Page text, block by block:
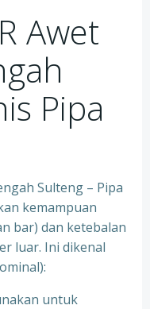
Awet
Pipa
Sulteng – Pipa
kemampuan
bar) dan ketebalan
luar. Ini dikenal
untuk